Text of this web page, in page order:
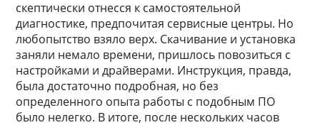
скептически отнесся к самостоятельной
диагностике, предпочитая сервисные центры. Но
любопытство взяло верх. Скачивание и установка
заняли немало времени, пришлось повозиться с
настройками и драйверами. Инструкция, правда,
была достаточно подробная, но без
определенного опыта работы с подобным ПО
было нелегко. В итоге, после нескольких часов